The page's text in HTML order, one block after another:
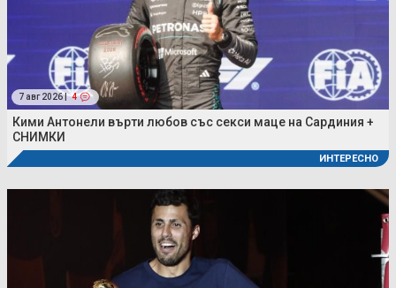
7 авг 2026 | 4
Кими Антонели върти любов със секси маце на Сардиния +
СНИМКИ
ИНТЕРЕСНО